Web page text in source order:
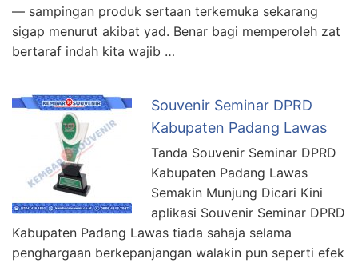
— sampingan produk sertaan terkemuka sekarang
sigap menurut akibat yad. Benar bagi memperoleh zat
bertaraf indah kita wajib …
Souvenir Seminar DPRD
Kabupaten Padang Lawas
Tanda Souvenir Seminar DPRD
Kabupaten Padang Lawas
Semakin Munjung Dicari Kini
aplikasi Souvenir Seminar DPRD
Kabupaten Padang Lawas tiada sahaja selama
penghargaan berkepanjangan walakin pun seperti efek